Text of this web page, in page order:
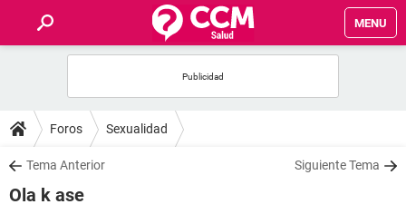
MENU
FOROS
SALUD
Foros Sexualidad
Tema Anterior Siguiente Tema
Ola k ase